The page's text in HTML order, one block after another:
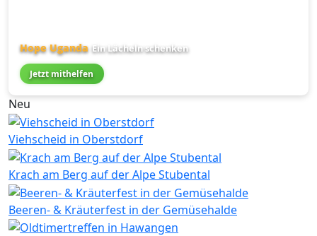
Hope Uganda Ein Lächeln schenken
Jetzt mithelfen
Neu
Viehscheid in Oberstdorf
Krach am Berg auf der Alpe Stubental
Beeren- & Kräuterfest in der Gemüsehalde